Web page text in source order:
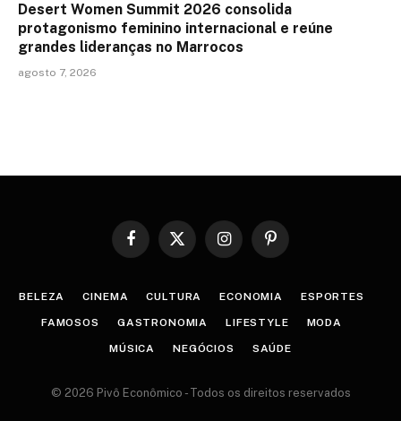
Desert Women Summit 2026 consolida
protagonismo feminino internacional e reúne
grandes lideranças no Marrocos
agosto 7, 2026
Facebook
X
InstagramPinterest
BELEZA CINEMA CULTURA ECONOMIA ESPORTES
FAMOSOS GASTRONOMIA LIFESTYLE MODA
MÚSICA NEGÓCIOS SAÚDE
© 2026 Pivô Econômico - Todos os direitos reservados